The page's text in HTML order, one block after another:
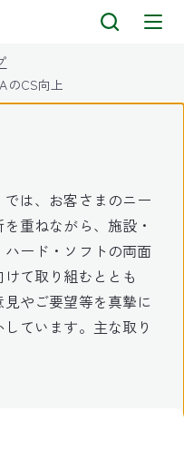
のCS向上
は、お客さまのニー
重ねながら、施設・
ード・ソフトの両面
て取り組むととも
やご要望等を真摯に
ています。主な取り